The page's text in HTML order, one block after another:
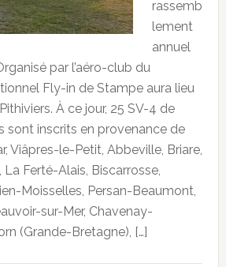
rassemb
lement
annuel
par l’aéro-club du
Fly-in de Stampe aura lieu
À ce jour, 25 SV-4 de
sont inscrits en provenance de
Viâpres-le-Petit, Abbeville, Briare,
Ferté-Alais, Biscarrosse,
Moisselles, Persan-Beaumont,
sur-Mer, Chavenay-
(Grande-Bretagne), […]